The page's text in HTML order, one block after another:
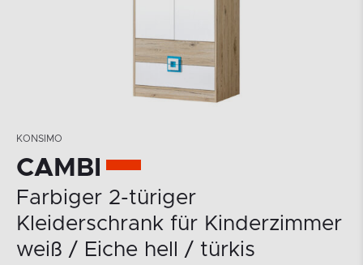
KONSIMO
CAMBI
Farbiger 2-türiger
Kleiderschrank für Kinderzimmer
weiß / Eiche hell / türkis